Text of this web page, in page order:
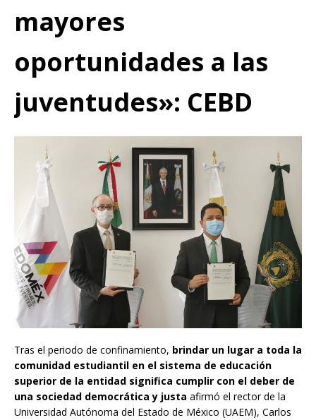
mayores
oportunidades a las
juventudes»: CEBD
Tras el periodo de confinamiento, brindar un lugar a toda la
comunidad estudiantil en el sistema de educación
superior de la entidad significa cumplir con el deber de
una sociedad democrática y justa afirmó el rector de la
Universidad Autónoma del Estado de México (UAEM), Carlos